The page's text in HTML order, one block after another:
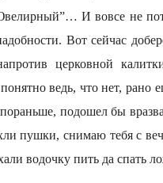
И вовсе не
Вот сейчас
церковной
ведь, что нет, рано
подошел бы
пушки, снимаю тебя с
водочку пить да спать